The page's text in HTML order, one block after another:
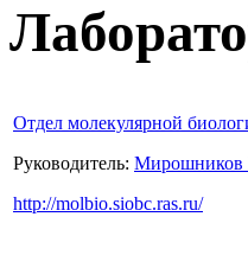
Отдел молекулярной
Руководитель: Мирошников
http://molbio.siobc.ras.ru/